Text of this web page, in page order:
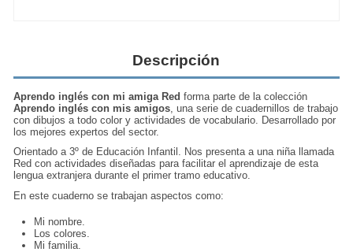
Descripción
Aprendo inglés con mi amiga Redforma parte de la colección
Aprendo inglés con mis amigos , una serie decuadernillos de trabajo
con dibujos a todo color y actividades de vocabulario. Desarrollado por
los mejores expertos del sector.
Orientado a 3º de Educación Infantil. Nos presenta a una niña llamada
Red con actividades diseñadas parafacilitar el aprendizaje de esta
lengua extranjera durante el primer tramo educativo.
En este cuaderno se trabajan aspectos como:
Mi nombre.
Los colores.
Mi familia.